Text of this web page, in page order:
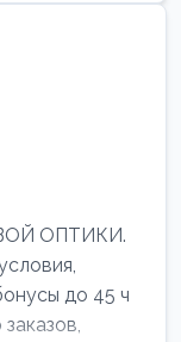
ОПТИКИ.
до 45 ч